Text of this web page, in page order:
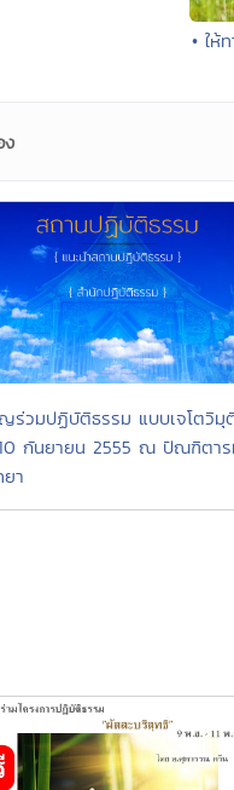
• ให้
ง
ร่วมปฏิบัติธรรม แบบเจโตวิมุ
กันยายน 2555 ณ ปัณฑิตา
า